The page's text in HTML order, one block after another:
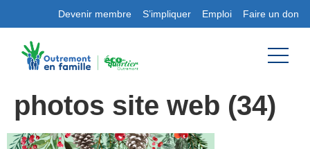
Devenir membre S’impliquer Emploi Faire un don
photos site web (34)